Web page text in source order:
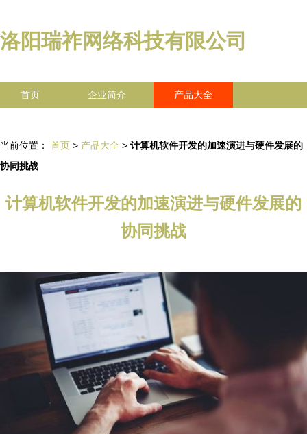
洛阳瑞祚网络科技有限公司
首页 企业简介 产品大全
当前位置： 首页 > 产品大全 > 计算机软件开发的加速演进与硬件发展的
协同挑战
计算机软件开发的加速演进与硬件发展的
协同挑战